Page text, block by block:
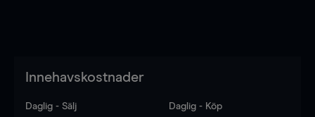
Innehavskostnader
Daglig - Sälj Daglig - Köp